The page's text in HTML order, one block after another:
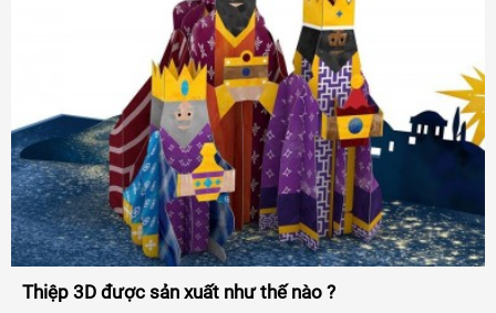
Thiệp 3D được sản xuất như thế nào ?